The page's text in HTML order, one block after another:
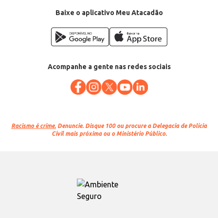
Baixe o aplicativo Meu Atacadão
Acompanhe a gente nas redes sociais
Racismo é crime. Denuncie. Disque 100 ou procure a Delegacia de Polícia
Civil mais próxima ou o Ministério Público.